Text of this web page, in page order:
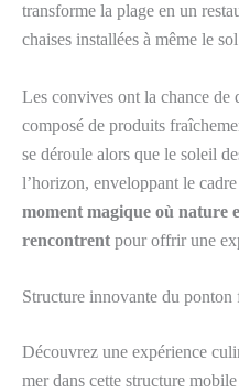
transforme la plage en un
chaises installées à même le
Les convives ont la chance de
composé de produits
se déroule alors que le soleil
l’horizon, enveloppant le
moment magique où nature
rencontrent pour offrir une
Structure innovante du ponton
Découvrez une expérience
mer dans cette structure